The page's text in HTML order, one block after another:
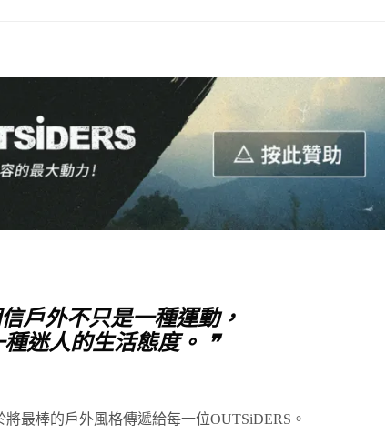
戶外不只是一種運動，
種迷人的生活態度。 ❞
最棒的戶外風格傳遞給每一位OUTSiDERS。